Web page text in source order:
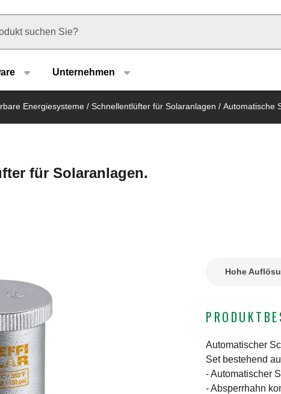
Unternehmen
Energiesysteme / Schnellentlüfter für Solaranlagen / Automatische
für Solaranlagen.
Hohe
Automatischer
Set bestehend
- Automatischer
- Absperrhahn